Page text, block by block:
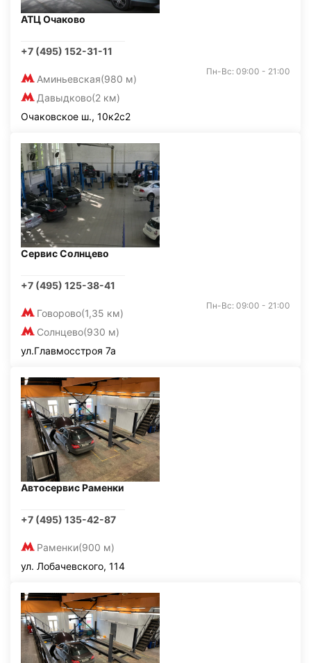
АТЦ Очаково
+7 (495) 152-31-11
Аминьевская(980 м)
Давыдково(2 км)
Пн-Вс: 09:00 - 21:00
Очаковское ш., 10к2с2
Сервис Солнцево
+7 (495) 125-38-41
Говорово(1,35 км)
Солнцево(930 м)
Пн-Вс: 09:00 - 21:00
ул.Главмосстроя 7а
Автосервис Раменки
+7 (495) 135-42-87
Раменки(900 м)
ул. Лобачевского, 114